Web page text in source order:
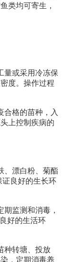
类均可寄生，
量或采用冷冻保
度。操作过程
合格的苗种，入
上控制疾病的
、漂白粉、菊酯
良好的生长环
监测和消毒，
好的生活环
种转塘、投放
，定期消毒养